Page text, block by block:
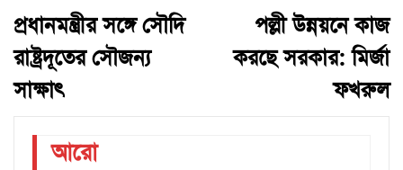
প্রধানমন্ত্রীর সঙ্গে সৌদি
রাষ্ট্রদূতের সৌজন্য
সাক্ষাৎ
পল্লী উন্নয়নে কাজ
করছে সরকার: মির্জা
ফখরুল
আরো